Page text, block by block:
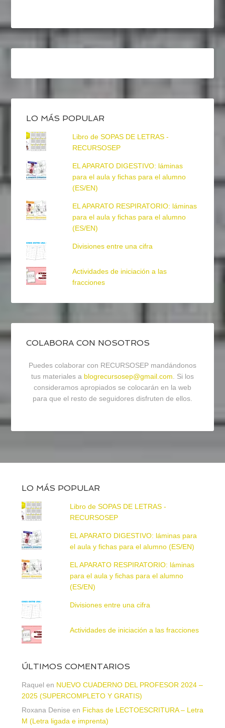
LO MÁS POPULAR
Libro de SOPAS DE LETRAS -
RECURSOSEP
EL APARATO DIGESTIVO: láminas
para el aula y fichas para el alumno
(ES/EN)
EL APARATO RESPIRATORIO: láminas
para el aula y fichas para el alumno
(ES/EN)
Divisiones entre una cifra
Actividades de iniciación a las
fracciones
COLABORA CON NOSOTROS
Puedes colaborar con RECURSOSEP mandándonos
tus materiales a blogrecursosep@gmail.com. Si los
consideramos apropiados se colocarán en la web
para que el resto de seguidores disfruten de ellos.
LO MÁS POPULAR
Libro de SOPAS DE LETRAS -
RECURSOSEP
EL APARATO DIGESTIVO: láminas para
el aula y fichas para el alumno (ES/EN)
EL APARATO RESPIRATORIO: láminas
para el aula y fichas para el alumno
(ES/EN)
Divisiones entre una cifra
Actividades de iniciación a las fracciones
ÚLTIMOS COMENTARIOS
Raquel en NUEVO CUADERNO DEL PROFESOR 2024 –
2025 (SUPERCOMPLETO Y GRATIS)
Roxana Denise en Fichas de LECTOESCRITURA – Letra
M (Letra ligada e imprenta)